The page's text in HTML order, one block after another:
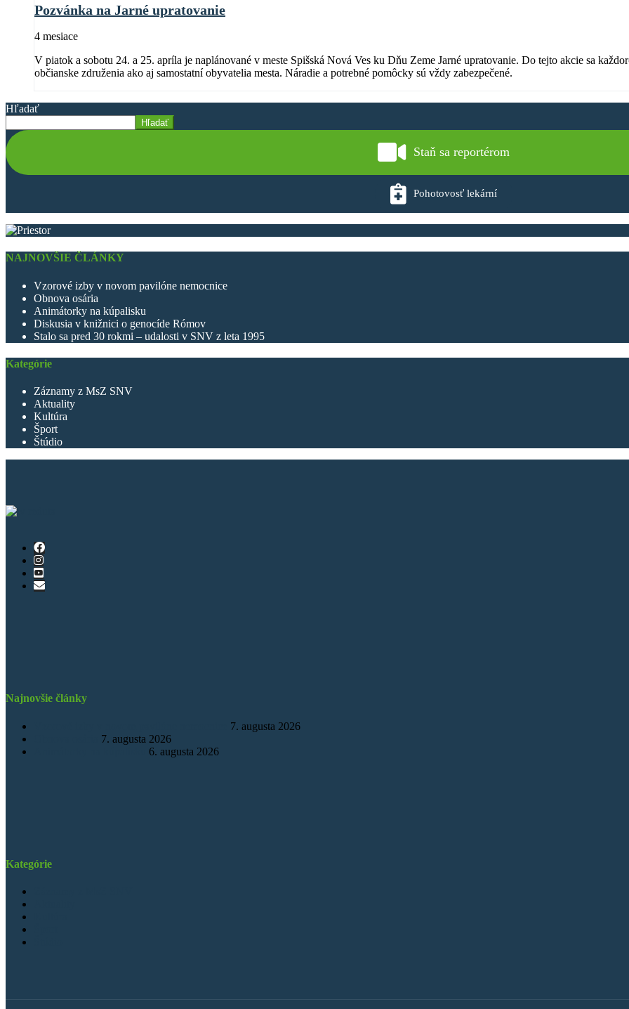
Pozvánka na Jarné upratovanie
4 mesiace
V piatok a sobotu 24. a 25. apríla je naplánované v meste Spišská Nová Ves ku Dňu Zeme Jarné upratovanie. Do tejto akcie sa
občianske združenia ako aj samostatní obyvatelia mesta. Náradie a potrebné pomôcky sú vždy zabezpečené.
Hľadať
Hľadať
Staň sa reportérom
Pohotovosť lekární
NAJNOVŠIE ČLÁNKY
Vzorové izby v novom pavilóne nemocnice
Obnova osária
Animátorky na kúpalisku
Diskusia v knižnici o genocíde Rómov
Stalo sa pred 30 rokmi – udalosti v SNV z leta 1995
Kategórie
Záznamy z MsZ SNV
Aktuality
Kultúra
Šport
Štúdio
Najnovšie články
7. augusta 2026
7. augusta 2026
6. augusta 2026
Kategórie